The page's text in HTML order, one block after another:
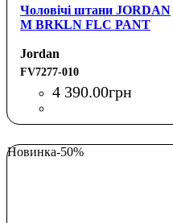
Чоловічі штани JORDAN
M BRKLN FLC PANT
Jordan
FV7277-010
4 390.00грн
Новинка-50%